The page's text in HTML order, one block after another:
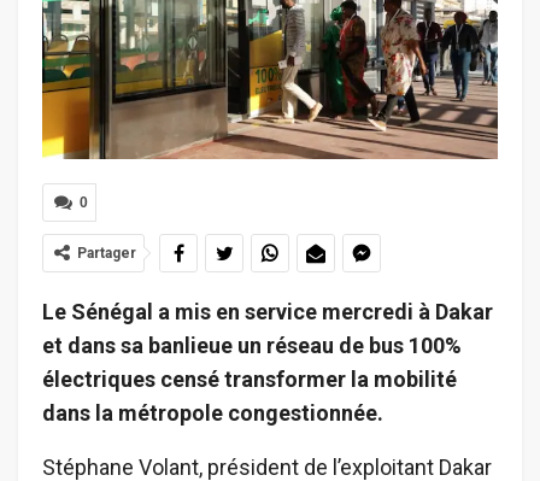
0
Partager
Le Sénégal a mis en service mercredi à Dakar
et dans sa banlieue un réseau de bus 100%
électriques censé transformer la mobilité
dans la métropole congestionnée.
Stéphane Volant, président de l’exploitant Dakar